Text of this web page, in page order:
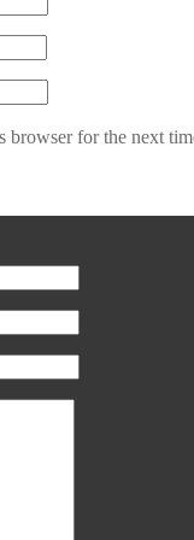
browser for the next